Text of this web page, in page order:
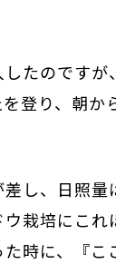
したのです
登り、朝
し、日照
栽培にこ
時に、『